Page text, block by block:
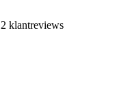
klantreviews